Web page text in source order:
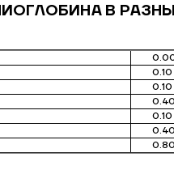
В
0.10
0.10
0.40
0.10
0.40
0.80